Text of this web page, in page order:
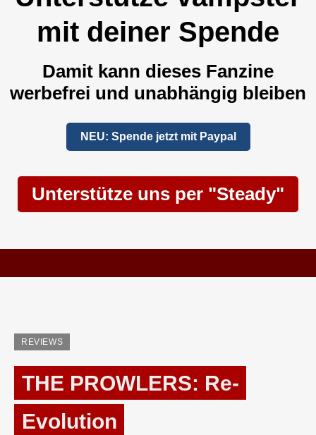
mit deiner Spende
Damit kann dieses Fanzine
werbefrei und unabhängig bleiben
NEU: Spende jetzt mit Paypal
Unterstütze uns per "Steady"
REVIEWS
THE PROWLERS: Re-
Evolution